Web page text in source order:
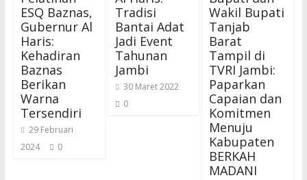
ESQ Baznas,
Gubernur Al
Haris:
Kehadiran
Baznas
Berikan
Warna
Tersendiri
29 Februari
2024
0
Tradisi
Bantai Adat
Jadi Event
Tahunan
Jambi
30 Maret 2022
0
Wakil Bupati
Tanjab
Barat
Tampil di
TVRI Jambi:
Paparkan
Capaian dan
Komitmen
Menuju
Kabupaten
BERKAH
MADANI